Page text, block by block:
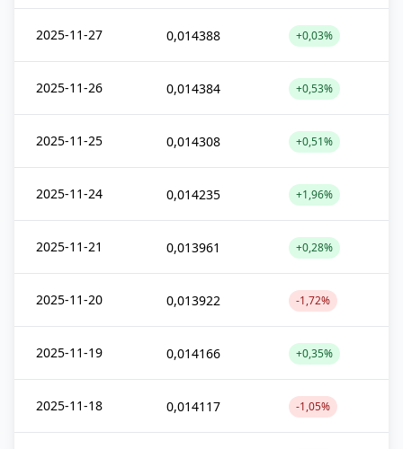
2025-11-27 0,014388 +0,03%
2025-11-26 0,014384 +0,53%
2025-11-25 0,014308 +0,51%
2025-11-24 0,014235 +1,96%
2025-11-21 0,013961 +0,28%
2025-11-20 0,013922 -1,72%
2025-11-19 0,014166 +0,35%
2025-11-18 0,014117 -1,05%